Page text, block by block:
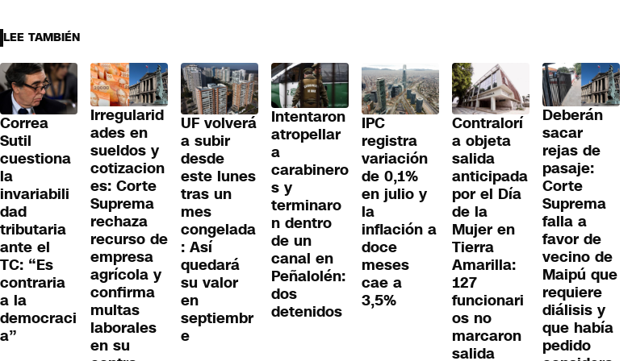
LEE TAMBIÉN
Correa
Sutil
cuestiona
la
invariabili
dad
tributaria
ante el
TC: “Es
contraria
a la
democraci
a”
Irregularid
ades en
sueldos y
cotizacion
es: Corte
Suprema
rechaza
recurso de
empresa
agrícola y
confirma
multas
laborales
en su
UF volverá
a subir
desde
este lunes
tras un
mes
congelada
: Así
quedará
su valor
en
septiembr
e
Intentaron
atropellar
a
carabinero
s y
terminaro
n dentro
de un
canal en
Peñalolén:
dos
detenidos
IPC
registra
variación
de 0,1%
en julio y
la
inflación a
doce
meses
cae a
3,5%
Contralorí
a objeta
salida
anticipada
por el Día
de la
Mujer en
Tierra
Amarilla:
127
funcionari
os no
marcaron
salida
Deberán
sacar
rejas de
pasaje:
Corte
Suprema
falla a
favor de
vecino de
Maipú que
requiere
diálisis y
que había
pedido